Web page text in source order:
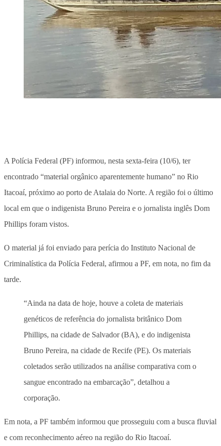
A Polícia Federal (PF) informou, nesta sexta-feira (10/6), ter
encontrado “material orgânico aparentemente humano” no Rio
Itacoaí, próximo ao porto de Atalaia do Norte. A região foi o último
local em que o indigenista Bruno Pereira e o jornalista inglês Dom
Phillips foram vistos.
O material já foi enviado para perícia do Instituto Nacional de
Criminalística da Polícia Federal, afirmou a PF, em nota, no fim da
tarde.
“Ainda na data de hoje, houve a coleta de materiais
genéticos de referência do jornalista britânico Dom
Phillips, na cidade de Salvador (BA), e do indigenista
Bruno Pereira, na cidade de Recife (PE). Os materiais
coletados serão utilizados na análise comparativa com o
sangue encontrado na embarcação”, detalhou a
corporação.
Em nota, a PF também informou que prosseguiu com a busca fluvial
e com reconhecimento aéreo na região do Rio Itacoaí.